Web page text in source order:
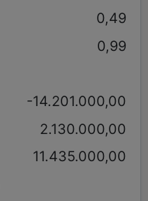
0,49
0,99
-14.201.000,00
2.130.000,00
11.435.000,00